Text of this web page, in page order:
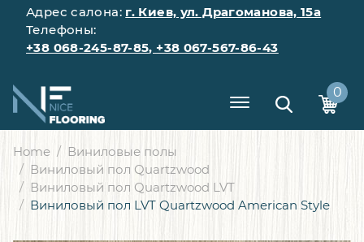
Адрес салона: г. Киев, ул. Драгоманова, 15а
Телефоны:
+38 068-245-87-85, +38 067-567-86-43
0
Home
Виниловые полы
Виниловый пол Quartzwood
Виниловый пол Quartzwood LVT
Виниловый пол LVT Quartzwood American Style